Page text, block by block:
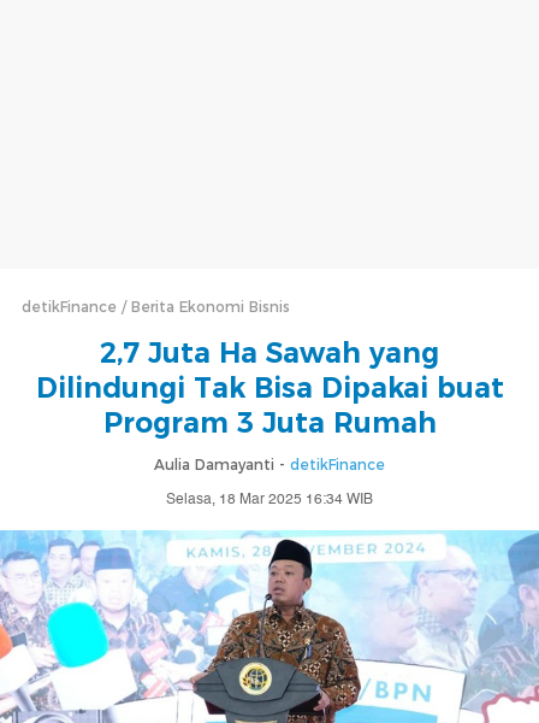
detikFinance Berita Ekonomi Bisnis
2,7 Juta Ha Sawah yang
Dilindungi Tak Bisa Dipakai buat
Program 3 Juta Rumah
Aulia Damayanti - detikFinance
Selasa, 18 Mar 2025 16:34 WIB